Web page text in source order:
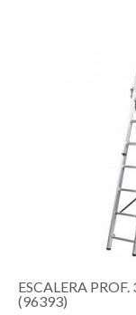
ESCALERA
(96393)